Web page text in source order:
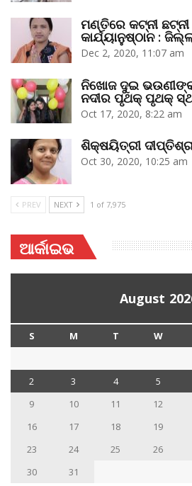
ମଣ୍ତିରେ କଟ୍‌ନୀ
କାର୍ଯ୍ୟାନୁଷ୍ଠାନ :
Dec 2, 2020, 11:07 am
ନିଖୋଜ ଦୁଇ
ନଦୀର ପୃଥକ୍‌ ପୃଥକ୍‌
Oct 17, 2020, 8:22 am
ଶିକ୍ଷୟିତ୍ରୀ
Oct 30, 2020, 10:25 am
PREV NEXT 1 of 7,975
ଆର୍କାଇଭ
August
S M T W
2
3 4 5
9
10 11 12
16
17 18 19
23
24 25 26
30
31